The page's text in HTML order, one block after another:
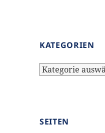
KATEGORIEN
Kategorien
SEITEN